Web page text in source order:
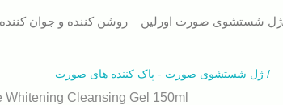
ژل شستشوی صورت اورلین – روشن کننده و جوان کننده
/ژل شستشوی صورت - پاک کننده های صورت
Whitening Cleansing Gel 150ml